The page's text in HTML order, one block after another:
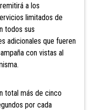
a los
limitados de
todos sus
adicionales que fueren
con vistas al
total más de cinco
por cada